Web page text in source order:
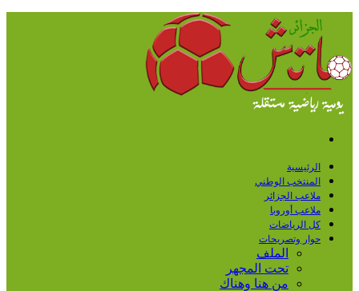
الرئيسية
المنتخب الوطني
ملاعب الجزائر
ملاعب أوروبا
كل الرياضات
حوار وتصريحات
الملف
تحت المجهر
من هنا وهناك